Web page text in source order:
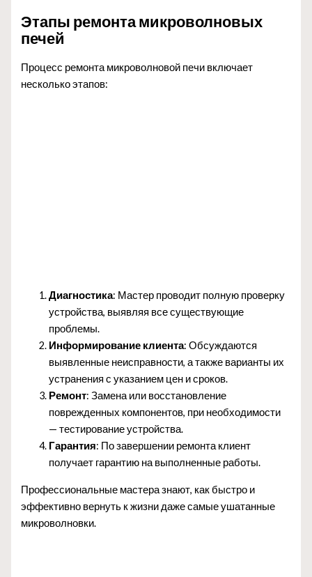
Этапы ремонта микроволновых
печей
Процесс ремонта микроволновой печи включает
несколько этапов:
Диагностика: Мастер проводит полную проверку
устройства, выявляя все существующие
проблемы.
Информирование клиента: Обсуждаются
выявленные неисправности, а также варианты их
устранения с указанием цен и сроков.
Ремонт: Замена или восстановление
поврежденных компонентов, при необходимости
— тестирование устройства.
Гарантия: По завершении ремонта клиент
получает гарантию на выполненные работы.
Профессиональные мастера знают, как быстро и
эффективно вернуть к жизни даже самые ушатанные
микроволновки.